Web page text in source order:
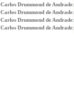
Carlos Drummond de Andrade:
Carlos Drummond de Andrade:
Carlos Drummond de Andrade:
Carlos Drummond de Andrade: